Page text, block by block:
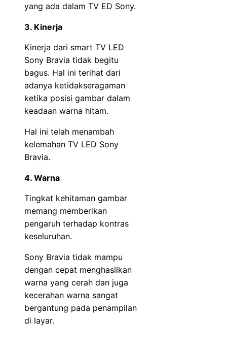
yang ada dalam TV ED Sony.
3. Kinerja
Kinerja dari smart TV LED
Sony Bravia tidak begitu
bagus. Hal ini terihat dari
adanya ketidakseragaman
ketika posisi gambar dalam
keadaan warna hitam.
Hal ini telah menambah
kelemahan TV LED Sony
Bravia.
4. Warna
Tingkat kehitaman gambar
memang memberikan
pengaruh terhadap kontras
keseluruhan.
Sony Bravia tidak mampu
dengan cepat menghasilkan
warna yang cerah dan juga
kecerahan warna sangat
bergantung pada penampilan
di layar.